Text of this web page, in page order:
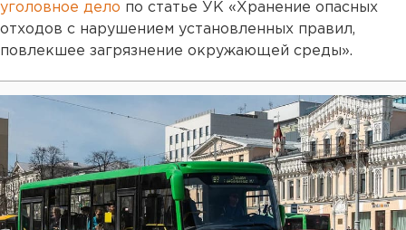
уголовное дело по статье УК «Хранение опасных
отходов с нарушением установленных правил,
повлекшее загрязнение окружающей среды».